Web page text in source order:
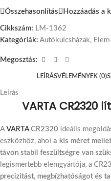
Összehasonlítás Hozzáadás a
Cikkszám: LM-1362
Kategóriák: Autókulcsházak,
Megosztás:
LEÍRÁSVÉLEMÉNYEK (0)
Leírás
VARTA
A VARTACR2320 ideális
eszközhöz, ahol a kis méret
távon stabil feszültségre van
legismertebb elemgyártója, a
precizitást, megbízhatóságot és